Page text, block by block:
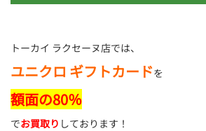
トーカイ ラクセーヌ店では、
ユニクロ ギフトカードを
額面の80％
でお買取り しております！